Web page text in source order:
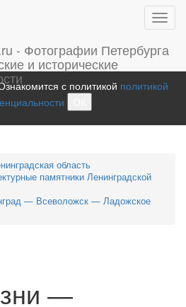
с политикой политикой
область
памятники Ленинградской
— Всеволожск — Ладожское
—